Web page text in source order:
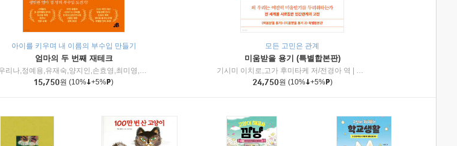
아이를 키우며 내 이름의 부수입 만들기
엄마의 두 번째 재테크
우리나,정예용,유재숙,양지인,손효영,최미영,조민주,이진현,차미숙,서미숙 저 | 제이브리즈북스
15,750원 (10% +5% )
모든 고민은 관계
미움받을 용기 (특별합본판)
기시미 이치로,고가 후미타케 저/전경아 역
인플루엔셜
24,750원 (10% +5% )